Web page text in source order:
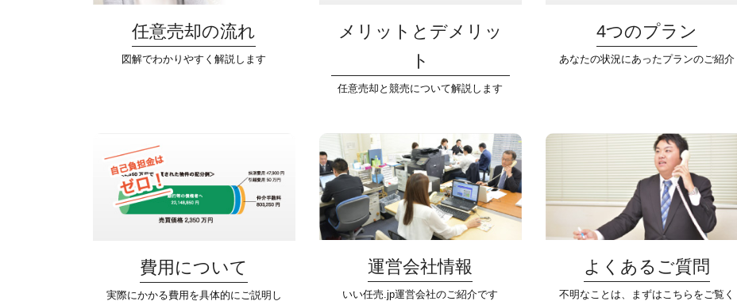
任意売却の流れ
図解でわかりやすく解説します
メリットとデメリッ
ト
任意売却と競売について解説します
4つのプラン
あなたの状況にあったプランのご紹介
費用について
実際にかかる費用を具体的にご説明し
運営会社情報
いい任売.jp運営会社のご紹介です
よくあるご質問
不明なことは、まずはこちらをご覧く